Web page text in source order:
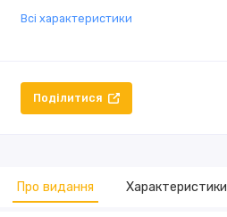
Всі характеристики
Поділитися
Про видання Характеристики